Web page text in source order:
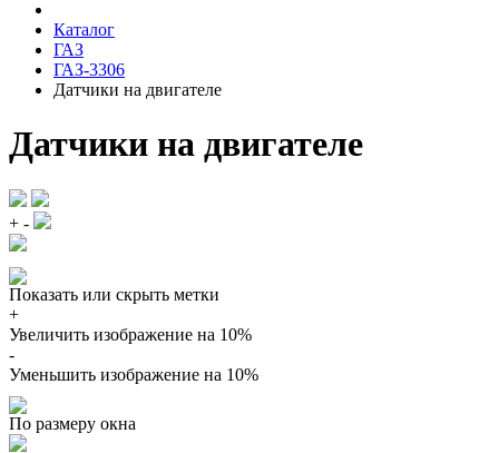
Каталог
ГАЗ
ГАЗ-3306
Датчики на двигателе
Датчики на двигателе
+ -
Показать или скрыть метки
+
Увеличить изображение на 10%
-
Уменьшить изображение на 10%
По размеру окна